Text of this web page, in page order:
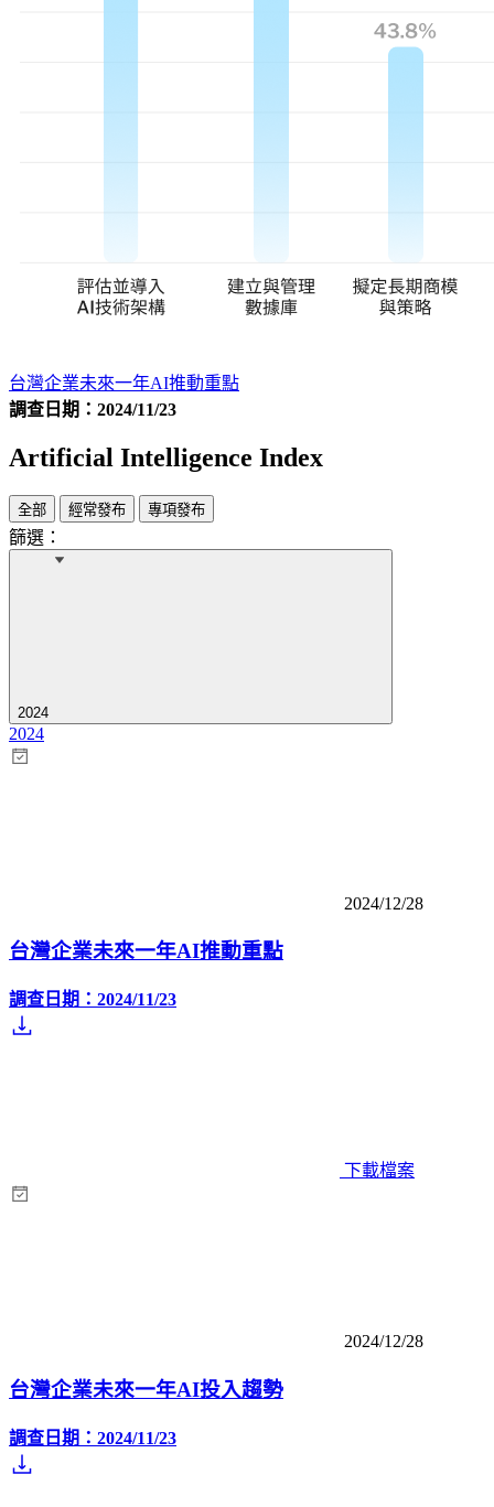
台灣企業未來一年AI推動重點
調查日期：2024/11/23
Artificial Intelligence Index
全部 經常發布 專項發布
篩選：
2024
2024
2024/12/28
台灣企業未來一年AI推動重點
調查日期：2024/11/23
下載檔案
2024/12/28
台灣企業未來一年AI投入趨勢
調查日期：2024/11/23